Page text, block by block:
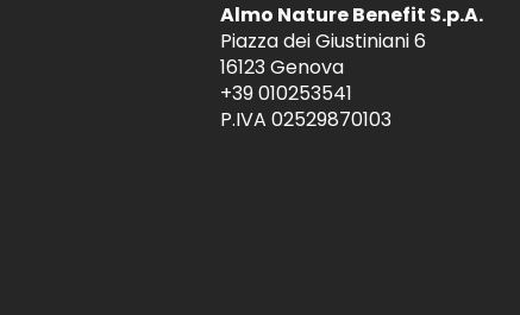
Almo Nature Benefit S.p.A.
Piazza dei Giustiniani 6
16123 Genova
+39 010253541
P.IVA 02529870103